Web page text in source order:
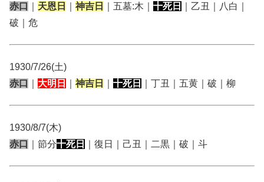
赤口
天恩日 神吉日 ｜五墓:木｜ 十死日
｜乙丑｜八白｜
破｜危
1930/7/26(土)
赤口
大明日 神吉日 十死日 ｜丁丑｜五黄｜破｜柳
1930/8/7(木)
赤口
｜節分十死日 ｜復日｜己丑｜二黒｜破｜斗